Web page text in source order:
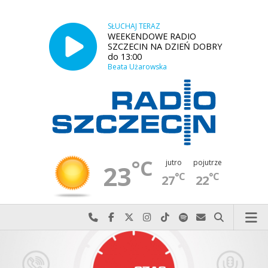
SŁUCHAJ TERAZ
WEEKENDOWE RADIO
SZCZECIN NA DZIEŃ DOBRY
do 13:00
Beata Użarowska
23°C jutro
27°C
pojutrze
22°C
Najlepiej po prostu do nas zadzwoń
Odwiedź nas na Facebook-u
Odwiedź nas na X
Odwiedź nas na Instagram-ie
Odwiedź nas na TikTok-u
Szukaj nas na Spotify
Wyślij do nas
Szukaj